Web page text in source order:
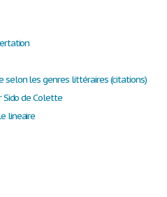
selon les genres littéraires (citations)
Sido de Colette
lineaire